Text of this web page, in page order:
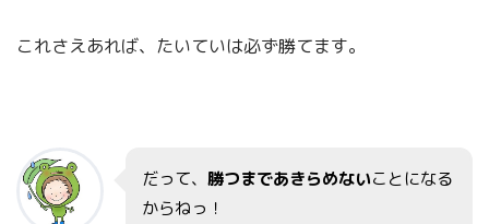
これさえあれば、たいていは必ず勝てます。
だって、 勝つまであきらめないことになる
からねっ！